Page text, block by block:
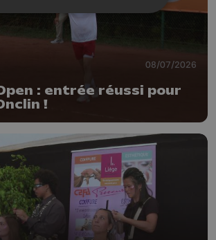
08/07/2026
: entrée réussi pour
!